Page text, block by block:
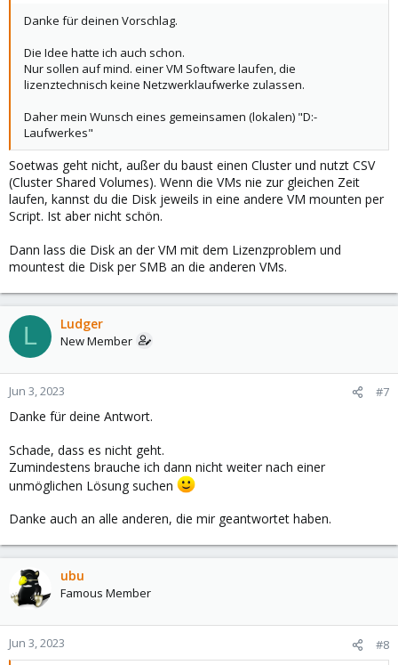
Danke für deinen Vorschlag.
Die Idee hatte ich auch schon.
Nur sollen auf mind. einer VM Software laufen, die
lizenztechnisch keine Netzwerklaufwerke zulassen.
Daher mein Wunsch eines gemeinsamen (lokalen) "D:-
Laufwerkes"
Soetwas geht nicht, außer du baust einen Cluster und nutzt CSV
(Cluster Shared Volumes). Wenn die VMs nie zur gleichen Zeit
laufen, kannst du die Disk jeweils in eine andere VM mounten per
Script. Ist aber nicht schön.
Dann lass die Disk an der VM mit dem Lizenzproblem und
mountest die Disk per SMB an die anderen VMs.
L Ludger
New Member
Jun 3, 2023 #7
Danke für deine Antwort.
Schade, dass es nicht geht.
Zumindestens brauche ich dann nicht weiter nach einer
unmöglichen Lösung suchen
Danke auch an alle anderen, die mir geantwortet haben.
ubu
Famous Member
Jun 3, 2023 #8